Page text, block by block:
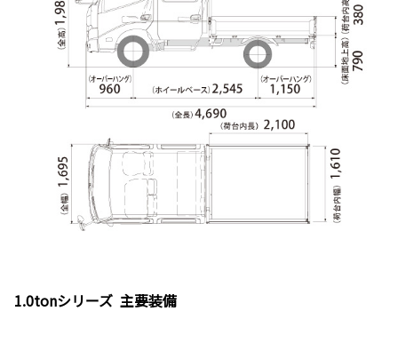
1.0tonシリーズ 主要装備